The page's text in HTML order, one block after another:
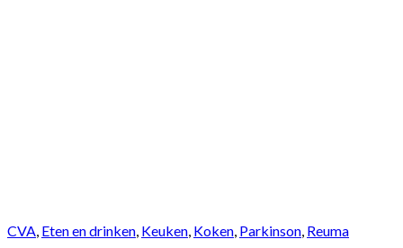
CVA, Eten en drinken, Keuken, Koken, Parkinson, Reuma